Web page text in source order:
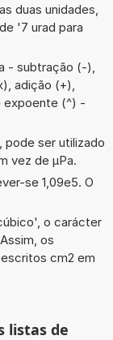
duas unidades,
'7 urad para
- subtração (-),
adição (+),
expoente (^) -
ser utilizado
vez de µPa.
se 1,09e5. O
o carácter
os
cm2 em
listas de